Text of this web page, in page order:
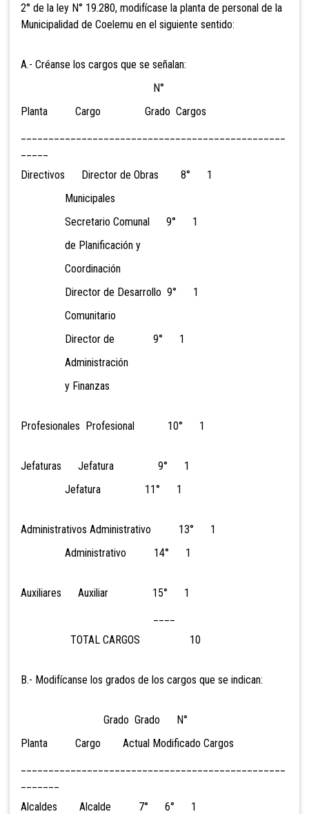
2° de la ley N° 19.280, modifícase la planta de personal de la
Municipalidad de Coelemu en el siguiente sentido:
A.- Créanse los cargos que se señalan:
N°
Planta Cargo Grado Cargos
Directivos Director de Obras 8° 1
Municipales
Secretario Comunal 9° 1
de Planificación y
Coordinación
Director de Desarrollo 9° 1
Comunitario
Director de 9° 1
Administración
y Finanzas
Profesionales Profesional 10° 1
Jefaturas Jefatura 9° 1
Jefatura 11° 1
Administrativos Administrativo 13° 1
Administrativo 14° 1
Auxiliares Auxiliar 15° 1
TOTAL CARGOS 10
B.- Modifícanse los grados de los cargos que se indican:
Grado Grado N°
Planta Cargo Actual Modificado Cargos
Alcaldes Alcalde 7° 6° 1